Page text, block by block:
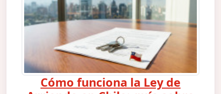
Cómo funciona la Ley de